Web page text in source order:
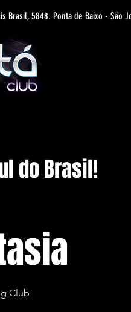
Brasil, 5848. Ponta de Baixo - São
do Brasil!
Club